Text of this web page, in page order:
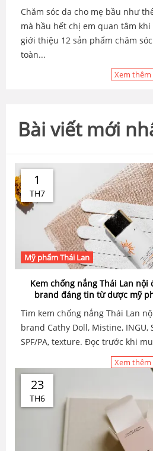
Chăm sóc da cho mẹ bầu như
mà hầu hết chị em quan tâm khi
giới thiệu 12 sản phẩm chăm
toàn...
Xem thêm
Bài viết mới
1
TH7
Mỹ phẩm Thái Lan
Kem chống nắng Thái Lan
brand đáng tin từ dược mỹ
Tìm kem chống nắng Thái Lan
brand Cathy Doll, Mistine,
SPF/PA, texture. Đọc trước khi
Xem thêm
23
TH6